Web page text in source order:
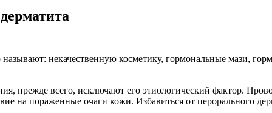
некачественную косметику, гормональные мази,
прежде всего, исключают его этиологический фактор.
на пораженные очаги кожи. Избавиться от перорального